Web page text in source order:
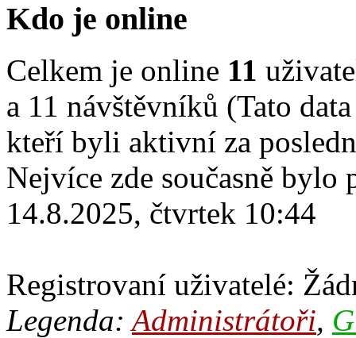
Kdo je online
Celkem je online 11
a 11 návštěvníků (Tato
kteří byli aktivní za
Nejvíce zde současně
14.8.2025, čtvrtek 10:44
Registrovaní uživatelé:
Legenda:Administrátoři,